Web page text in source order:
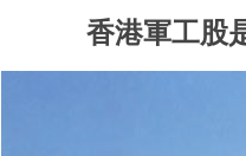
香港軍工股